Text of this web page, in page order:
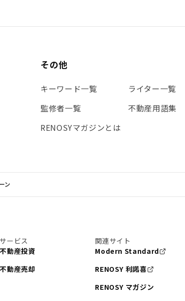
その他
キーワード一覧
ライター一覧
監修者一覧
不動産用語集
RENOSYマガジンとは
ン
サービス
不動産投資
不動産売却
関連サイト
Modern Standard
RENOSY 利諾喜
RENOSY マガジン